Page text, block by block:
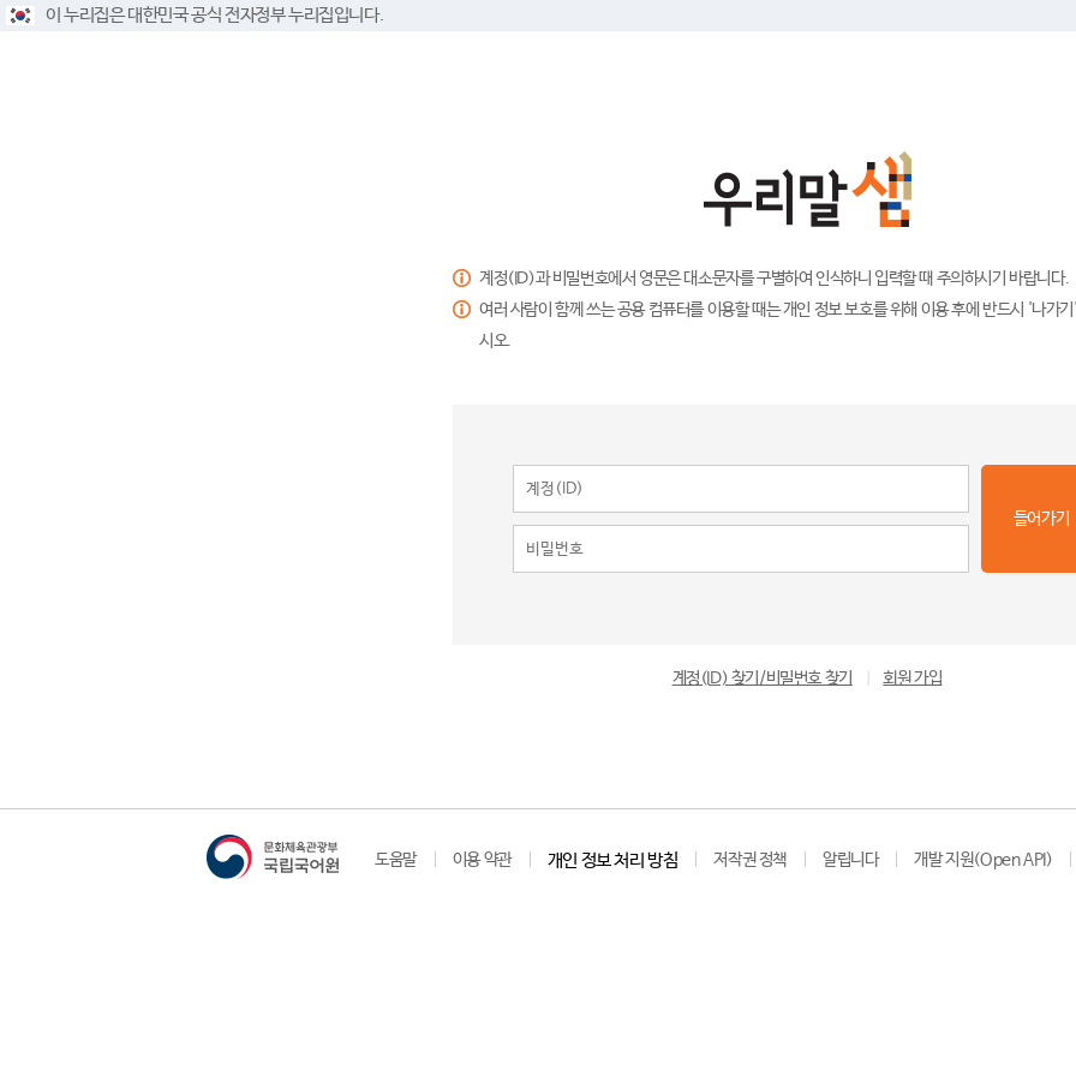
이 누리집은 대한민국 공식 전자정부 누리집입니다.
계정(ID)과 비밀번호에서 영문은 대소문자를 구별하여 인식하니 입력할 때 주의하시기 바랍니다.
여러 사람이 함께 쓰는 공용 컴퓨터를 이용할 때는 개인 정보 보호를 위해 이용 후에 반드시 '나가
시오.
들어가기
계정(ID) 찾기/비밀번호 찾기 회원 가입
도움말 이용 약관 개인 정보 처리 방침 저작권 정책 알립니다 개발 지원(Open API)